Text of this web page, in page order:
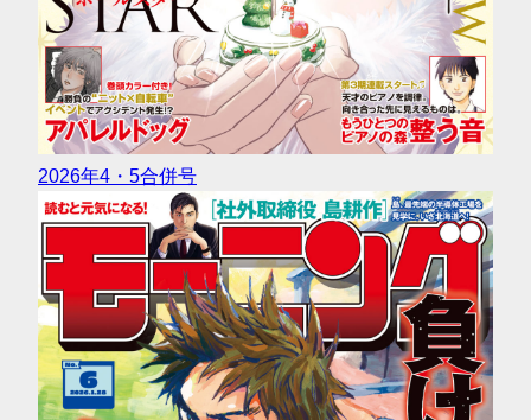
2026年4・5合併号